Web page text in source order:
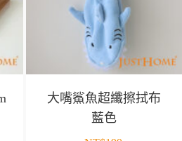
大嘴鯊魚超纖擦拭布
藍色